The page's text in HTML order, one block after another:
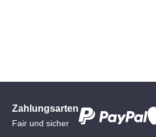
Zahlungsarten
Fair und sicher